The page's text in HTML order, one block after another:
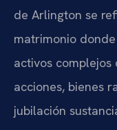
de Arlington se
matrimonio
activos complejos
acciones, bienes
jubilación